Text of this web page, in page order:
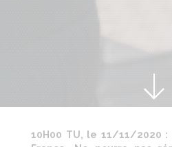
10H00 TU, le 11/11/2020 :